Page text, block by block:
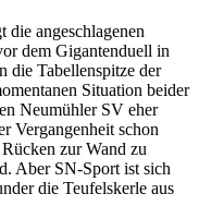
angeschlagenen
dem Gigantenduell in
die Tabellenspitze der
Situation beider
Neumühler SV eher
Vergangenheit schon
zur Wand zu
Aber SN-Sport ist sich
die Teufelskerle aus